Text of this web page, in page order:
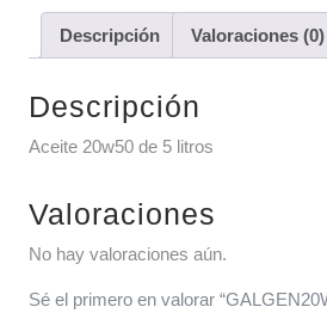
Descripción Valoraciones (0)
Descripción
Aceite 20w50 de 5 litros
Valoraciones
No hay valoraciones aún.
Sé el primero en valorar